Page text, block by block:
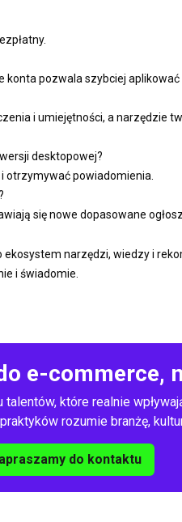
pozwala szybciej
i umiejętności, a narzędzie
desktopowej?
otrzymywać powiadomienia.
się nowe dopasowane
narzędzi, wiedzy i
i świadomie.
e-commerce,
które realnie
rozumie branżę,
do kontaktu